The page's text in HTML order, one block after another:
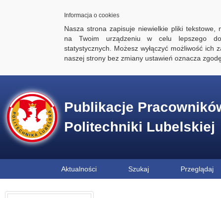
Informacja o cookies
Nasza strona zapisuje niewielkie pliki tekstowe,
na Twoim urządzeniu w celu lepszego
statystycznych. Możesz wyłączyć możliwość ich
naszej strony bez zmiany ustawień oznacza
Publikacje
Politechniki Lubelskiej
Aktualności Szukaj Przeglądaj